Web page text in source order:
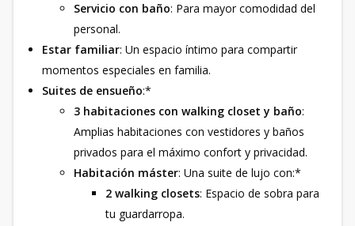
Servicio con baño: Para mayor comodidad del
personal.
Estar familiar: Un espacio íntimo para compartir
momentos especiales en familia.
Suites de ensueño:*
3 habitaciones con walking closet y baño:
Amplias habitaciones con vestidores y baños
privados para el máximo confort y privacidad.
Habitación máster: Una suite de lujo con:*
2 walking closets: Espacio de sobra para
tu guardarropa.